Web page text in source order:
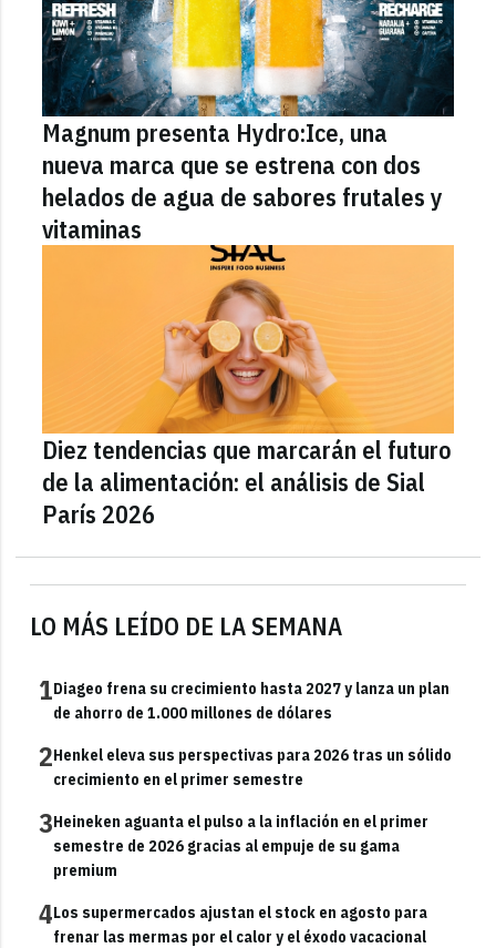
LO MÁS LEÍDO DE LA SEMANA
1Diageo frena su crecimiento hasta 2027 y lanza un plan
de ahorro de 1.000 millones de dólares
2Henkel eleva sus perspectivas para 2026 tras un sólido
crecimiento en el primer semestre
3Heineken aguanta el pulso a la inflación en el primer
semestre de 2026 gracias al empuje de su gama
premium
4Los supermercados ajustan el stock en agosto para
frenar las mermas por el calor y el éxodo vacacional
Magnum presenta Hydro:Ice, una
nueva marca que se estrena con dos
helados de agua de sabores frutales y
vitaminas
Diez tendencias que marcarán el futuro
de la alimentación: el análisis de Sial
París 2026